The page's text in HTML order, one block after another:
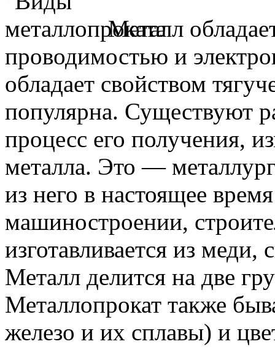
Металл
проводимостью и
обладает свойством
популярна. Существуют
процесс его получения,
металла. Это —
из него в настоящее
машиностроении,
изготавливается из меди,
Металл делится на две
Металлопрокат также
железо и их сплавы) и